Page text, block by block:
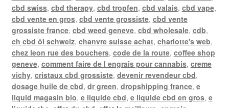
cbd swiss, cbd therapy, cbd tropfen, cbd valais, cbd vape,
cbd vente en gros, cbd vente grossiste, cbd vente
grossiste france, cbd weed geneve, cbd wholesale, cdb,
ch cbd öl schweiz, chanvre suisse achat, charlotte's web,
chez leon rue des bouchers, code de la route, coffee shop
geneve, comment faire de l engrais pour cannabis, creme
vichy, cristaux cbd grossiste, devenir revendeur cbd,
dosage huile de cbd, dr green, dropshipping france, e
liquid magasin bio, e liquide cbd, e liquide cbd en gros, e